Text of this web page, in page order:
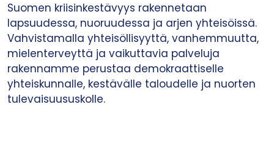
Suomen kriisinkestävyys rakennetaan
lapsuudessa, nuoruudessa ja arjen yhteisöissä.
Vahvistamalla yhteisöllisyyttä, vanhemmuutta,
mielenterveyttä ja vaikuttavia palveluja
rakennamme perustaa demokraattiselle
yhteiskunnalle, kestävälle taloudelle ja nuorten
tulevaisuususkolle.